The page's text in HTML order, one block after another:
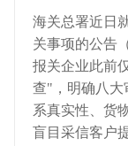
海关总署近日
关事项的公告
报关企业此前
查"，明确八大
系真实性、货
盲目采信客户